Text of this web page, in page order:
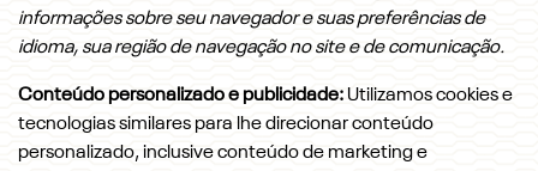
informações sobre seu navegador e suas preferências de
idioma, sua região de navegação no site e de comunicação.
Conteúdo personalizado e publicidade:Utilizamos cookies e
tecnologias similares para lhe direcionar conteúdo
personalizado, inclusive conteúdo de marketing e